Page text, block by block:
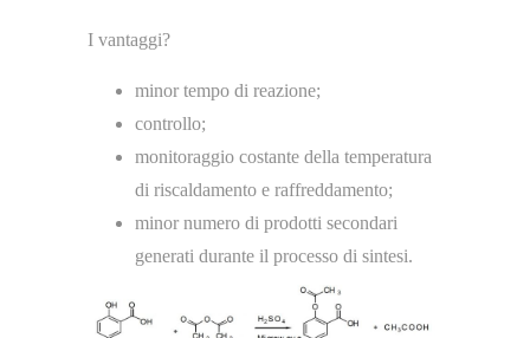
I vantaggi?
minor tempo di reazione;
controllo;
monitoraggio costante della temperatura
di riscaldamento e raffreddamento;
minor numero di prodotti secondari
generati durante il processo di sintesi.